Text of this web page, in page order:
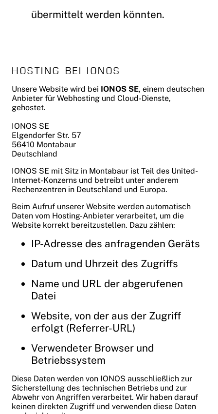
übermittelt werden könnten.
HOSTING BEI IONOS
Unsere Website wird bei IONOS SE, einem deutschen
Anbieter für Webhosting und Cloud-Dienste,
gehostet.
IONOS SE
Elgendorfer Str. 57
56410 Montabaur
Deutschland
IONOS SE mit Sitz in Montabaur ist Teil des United-
Internet-Konzerns und betreibt unter anderem
Rechenzentren in Deutschland und Europa.
Beim Aufruf unserer Website werden automatisch
Daten vom Hosting-Anbieter verarbeitet, um die
Website korrekt bereitzustellen. Dazu zählen:
IP-Adresse des anfragenden Geräts
Datum und Uhrzeit des Zugriffs
Name und URL der abgerufenen
Datei
Website, von der aus der Zugriff
erfolgt (Referrer-URL)
Verwendeter Browser und
Betriebssystem
Diese Daten werden von IONOS ausschließlich zur
Sicherstellung des technischen Betriebs und zur
Abwehr von Angriffen verarbeitet. Wir haben darauf
keinen direkten Zugriff und verwenden diese Daten